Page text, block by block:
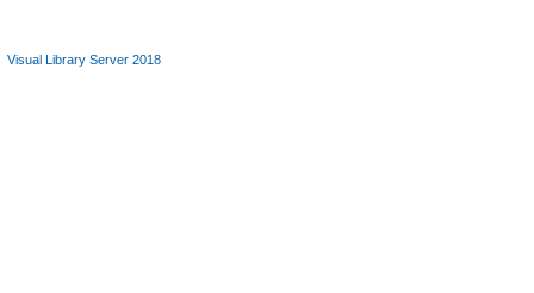
Visual Library Server 2018